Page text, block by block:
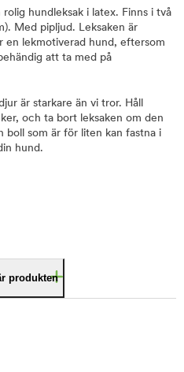
hundleksak i latex. Finns i två
Med pipljud. Leksaken är
en lekmotiverad hund, eftersom
att ta med på
är starkare än vi tror. Håll
och ta bort leksaken om den
boll som är för liten kan fastna i
hund.
produkten